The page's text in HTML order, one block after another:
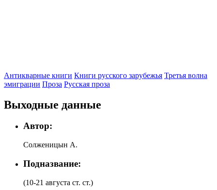
Антикварные книги Книги русского зарубежья Третья волна
эмиграции Проза Русская проза
Выходные данные
Автор:
Солженицын А.
Подназвание:
(10-21 августа ст. ст.)